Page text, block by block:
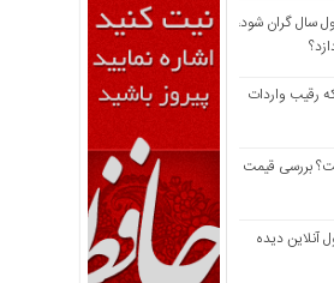
سال گران شود،
رقیب واردات
بررسی قیمت
دیده